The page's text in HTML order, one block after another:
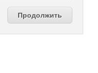
Продолжить